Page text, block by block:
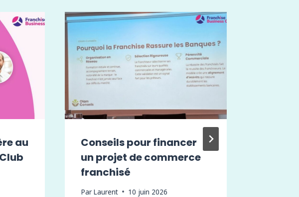
au
Conseils pour financer
un projet de commerce
franchisé
Par Laurent 10 juin 2026